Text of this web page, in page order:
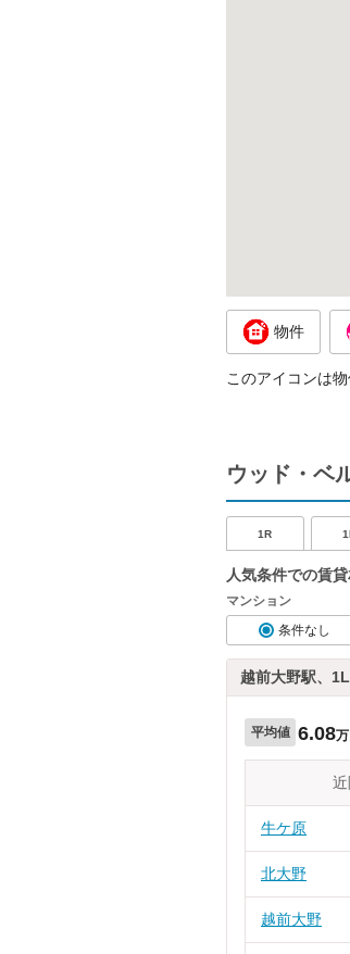
物件
このアイコンは
ウッド・ベ
1R
人気条件での賃
マンション
条件なし
越前大野駅、
平均値 6.08
牛ケ原
北大野
越前大野